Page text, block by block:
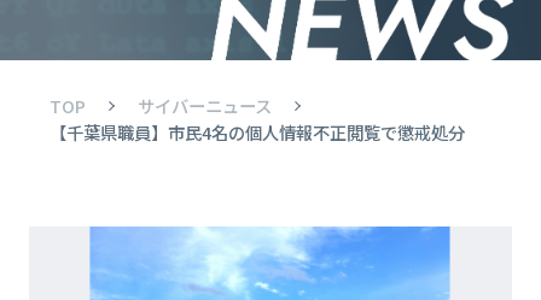
TOP
サイバーニュース
【千葉県職員】市民4名の個人情報不正閲覧で懲戒処分